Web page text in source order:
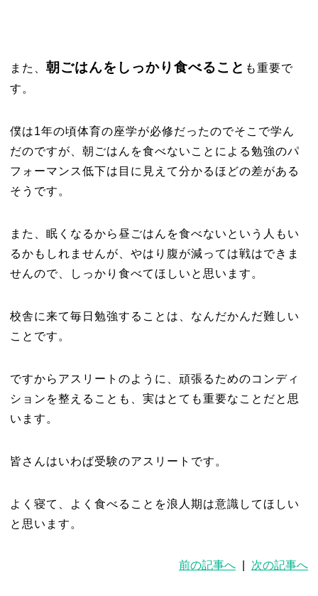
また、 朝ごはんをしっかり食べること も重要で
す。
僕は1年の頃体育の座学が必修だったのでそこで学ん
だのですが、朝ごはんを食べないことによる勉強のパ
フォーマンス低下は目に見えて分かるほどの差がある
そうです。
また、眠くなるから昼ごはんを食べないという人もい
るかもしれませんが、やはり腹が減っては戦はできま
せんので、しっかり食べてほしいと思います。
校舎に来て毎日勉強することは、なんだかんだ難しい
ことです。
ですからアスリートのように、頑張るためのコンディ
ションを整えることも、実はとても重要なことだと思
います。
皆さんはいわば受験のアスリートです。
よく寝て、よく食べることを浪人期は意識してほしい
と思います。
前の記事へ 次の記事へ